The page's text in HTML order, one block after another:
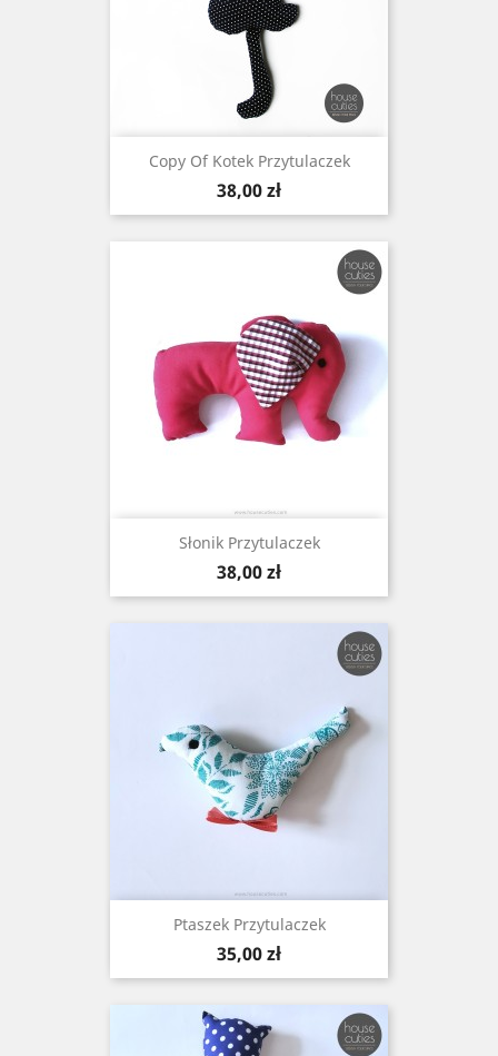
Copy Of Kotek Przytulaczek
Cena
38,00 zł
Słonik Przytulaczek
Cena
38,00 zł
Ptaszek Przytulaczek
Cena
35,00 zł